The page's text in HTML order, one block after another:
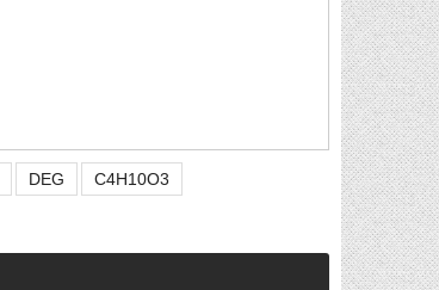
DEG C4H10O3